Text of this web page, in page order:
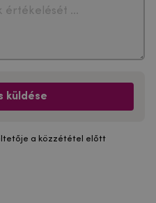
küldése
a közzététel előtt